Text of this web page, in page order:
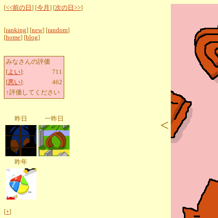
[<<前の日 ] [今月 ] [次の日>>]
[ranking] [new] [random]
[home] [blog]
みなさんの評価
[よい]:
711
[悪い]:
462
↑評価してください
昨日 一昨日
昨年
[+]
<